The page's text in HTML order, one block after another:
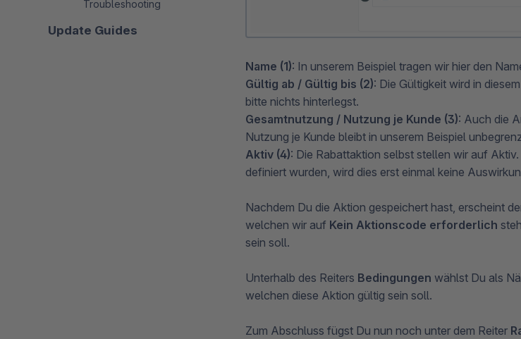
Troubleshooting
Update Guides
Name (1): In unserem Beispiel tragen wir hier den
Gültig ab / Gültig bis (2): Die Gültigkeit wird in
bitte nichts hinterlegst.
Gesamtnutzung / Nutzung je Kunde (3): Auch die
Nutzung je Kunde bleibt in unserem Beispiel
Aktiv (4): Die Rabattaktion selbst stellen wir auf
definiert wurden, wird dies erst einmal keine
Nachdem Du die Aktion gespeichert hast, erscheint
welchen wir auf Kein Aktionscode erforderlich
sein soll.
Unterhalb des Reiters Bedingungen wählst Du als
welchen diese Aktion gültig sein soll.
Zum Abschluss fügst Du nun noch unter dem Reiter